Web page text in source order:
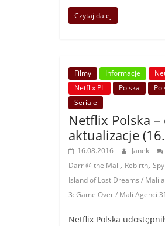
Czytaj dalej
Filmy Informacje
Netflix PL
Polska
Seriale
Netflix Polska –
aktualizacje
16.08.2016 Janek
Darr @ the Mall, Rebirth,
Island of Lost Dreams / Mali
3: Game Over / Mali Agenci
Netflix Polska